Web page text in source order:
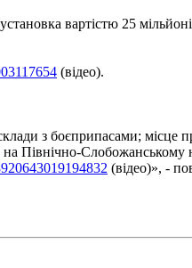
вартістю 25
(відео).
з боєприпасами; місце
на Північно-Слобожанському
(відео)», -